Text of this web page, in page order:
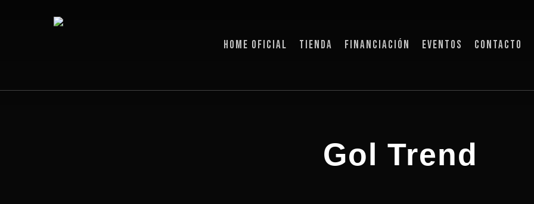
HOME OFICIAL TIENDA FINANCIACIÓN EVENTOS CONTACTO
Gol Trend